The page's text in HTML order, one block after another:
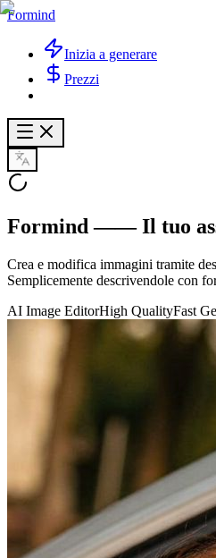
Formind
Inizia a generare
Prezzi
Formind —— Il tuo
Crea e modifica immagini tramite
Semplicemente descrivendole con
AI Image EditorHigh QualityFast